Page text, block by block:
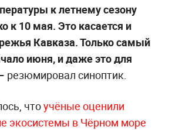
к летнему сезону
к 10 мая. Это касается и
Кавказа. Только самый
июня, и даже это для
резюмировал синоптик.
чтоучёные оценили
экосистемы в Чёрном море